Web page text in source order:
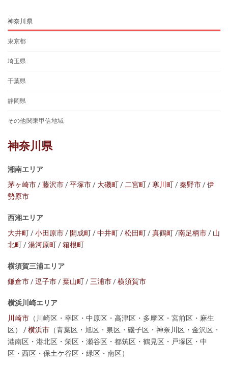
神奈川県
東京都
埼玉県
千葉県
静岡県
その他関東甲信地域
神奈川県
湘南エリア
茅ヶ崎市/藤沢市/平塚市/ 大磯町 /二宮町 /寒川町 /秦野市/伊
勢原市
西湘エリア
大井町/小田原市/ 開成町/中井町/松田町/真鶴町/南足柄市/ 山
北町/湯河原町/箱根町
横須賀三浦エリア
鎌倉市/逗子市/葉山町/三浦市/横須賀市
横浜川崎エリア
川崎市 （川崎区・幸区・中原区・高津区・多摩区・宮前区・麻生
区） /横浜市 （青葉区・旭区・泉区・磯子区・神奈川区・金沢区・
港南区・港北区・栄区・瀬谷区・都筑区・鶴見区・戸塚区・中
区・西区・保土ケ谷区・緑区・南区）